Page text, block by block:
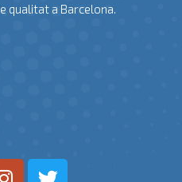
qualitat a Barcelona.